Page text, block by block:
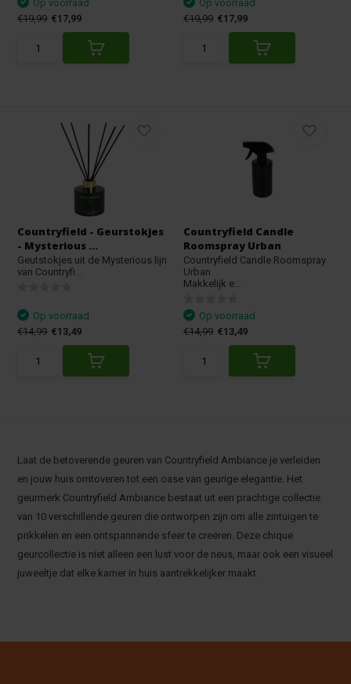
Op voorraad
€19,99 €17,99
Op voorraad
€19,99 €17,99
Countryfield - Geurstokjes
- Mysterious ...
Geutstokjes uit de Mysterious lijn
van Countryfi...
Op voorraad
€14,99 €13,49
Countryfield Candle
Roomspray Urban
Countryfield Candle Roomspray
Urban
Makkelijk e...
Op voorraad
€14,99 €13,49
Laat de betoverende geuren van Countryfield Ambiance je verleiden
en jouw huis omtoveren tot een oase van geurige elegantie. Het
geurmerk Countryfield Ambiance bestaat uit een prachtige collectie
van 10 verschillende geuren die ontworpen zijn om alle zintuigen te
prikkelen en een ontspannende sfeer te creëren. Deze chique
geurcollectie is niet alleen een lust voor de neus, maar ook een visueel
juweeltje dat elke kamer in huis aantrekkelijker maakt.